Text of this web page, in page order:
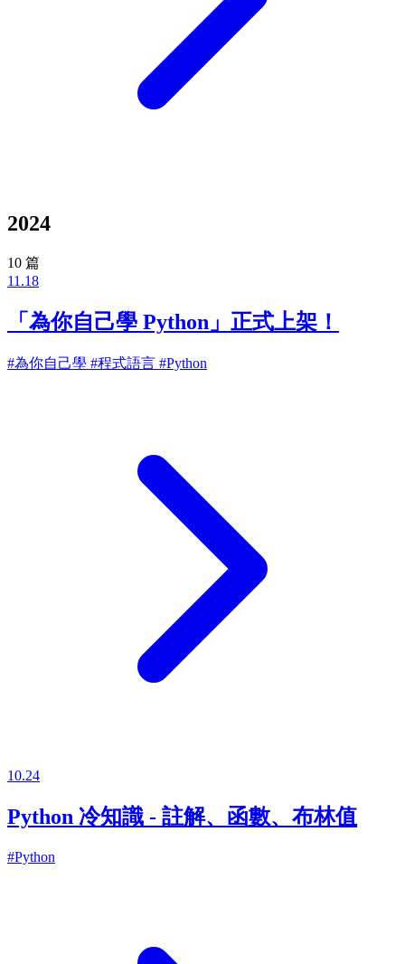
2024
10 篇
11.18
「為你自己學 Python」正式上架！
#為你自己學 #程式語言 #Python
10.24
Python 冷知識 - 註解、函數、布林值
#Python